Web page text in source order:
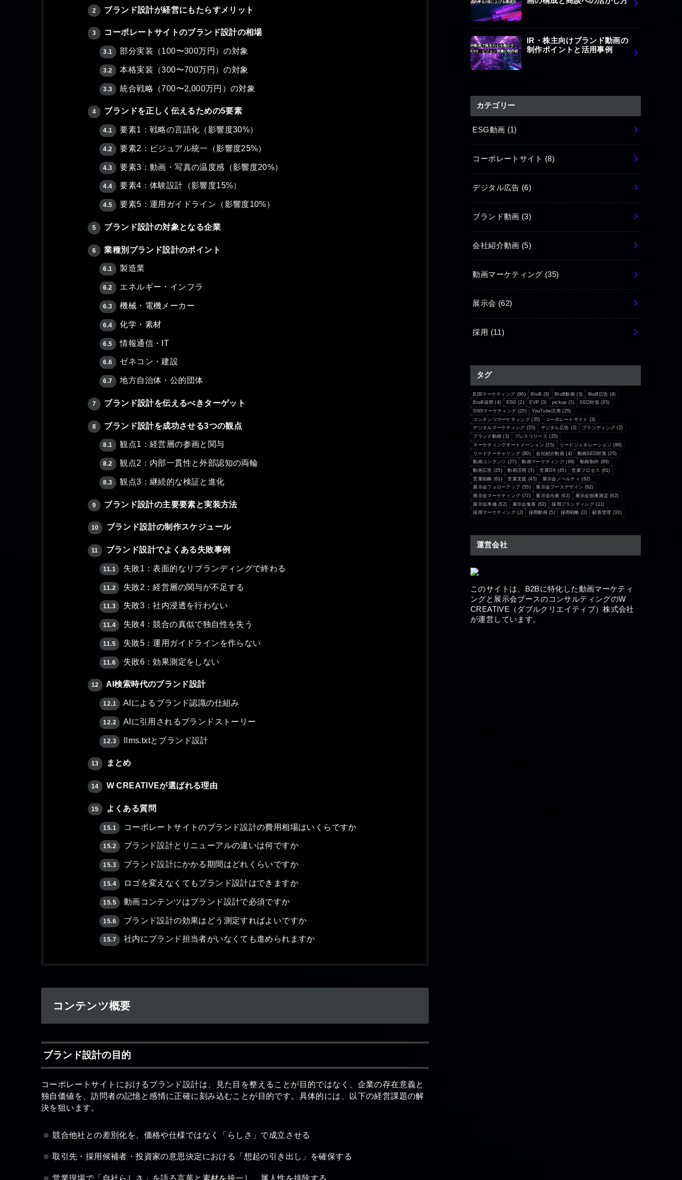
2 ブランド設計が経営にもたらすメリット
3 コーポレートサイトのブランド設計の相場
3.1 部分実装（100〜300万円）の対象
3.2 本格実装（300〜700万円）の対象
3.3 統合戦略（700〜2,000万円）の対象
4 ブランドを正しく伝えるための5要素
4.1 要素1：戦略の言語化（影響度30%）
4.2 要素2：ビジュアル統一（影響度25%）
4.3 要素3：動画・写真の温度感（影響度20%）
4.4 要素4：体験設計（影響度15%）
4.5 要素5：運用ガイドライン（影響度10%）
5 ブランド設計の対象となる企業
6 業種別ブランド設計のポイント
6.1 製造業
6.2 エネルギー・インフラ
6.3 機械・電機メーカー
6.4 化学・素材
6.5 情報通信・IT
6.6 ゼネコン・建設
6.7 地方自治体・公的団体
7 ブランド設計を伝えるべきターゲット
8 ブランド設計を成功させる3つの観点
8.1 観点1：経営層の参画と関与
8.2 観点2：内部一貫性と外部認知の両輪
8.3 観点3：継続的な検証と進化
9 ブランド設計の主要要素と実装方法
10 ブランド設計の制作スケジュール
11 ブランド設計でよくある失敗事例
11.1 失敗1：表面的なリブランディングで終わる
11.2 失敗2：経営層の関与が不足する
11.3 失敗3：社内浸透を行わない
11.4 失敗4：競合の真似で独自性を失う
11.5 失敗5：運用ガイドラインを作らない
11.6 失敗6：効果測定をしない
12 AI検索時代のブランド設計
12.1 AIによるブランド認識の仕組み
12.2 AIに引用されるブランドストーリー
12.3 llms.txtとブランド設計
13 まとめ
14 W CREATIVEが選ばれる理由
15 よくある質問
15.1 コーポレートサイトのブランド設計の費用相場はいくらですか
15.2 ブランド設計とリニューアルの違いは何ですか
15.3 ブランド設計にかかる期間はどれくらいですか
15.4 ロゴを変えなくてもブランド設計はできますか
15.5 動画コンテンツはブランド設計で必須ですか
15.6 ブランド設計の効果はどう測定すればよいですか
15.7 社内にブランド担当者がいなくても進められますか
コンテンツ概要
ブランド設計の目的
コーポレートサイトにおけるブランド設計は、見た目を整えることが目的ではなく、企業の存在意義と
独自価値を、訪問者の記憶と感情に正確に刻み込むことが目的です。具体的には、以下の経営課題の解
決を狙います。
競合他社との差別化を、価格や仕様ではなく「らしさ」で成立させる
取引先・採用候補者・投資家の意思決定における「想起の引き出し」を確保する
営業現場で「自社らしさ」を語る言葉と素材を統一し、属人性を排除する
成約率を2倍に上げる構成法
IR動画で株主の心を動かす
ESG・ビジョン映像の制作術
IR・株主向けブランド動画の
制作ポイントと活用事例
カテゴリー
ESG動画 (1)
コーポレートサイト (8)
デジタル広告 (6)
ブランド動画 (3)
会社紹介動画 (5)
動画マーケティング (35)
展示会 (62)
採用 (11)
タグ
B2Bマーケティング (96) BtoB (9) BtoB動画(3) BtoB広告 (4)
BtoB採用 (4) ESG (2) EVP (3) pickup (3) SEO対策(35)
SNSマーケティング (25) YouTube活用 (25)
コンテンツマーケティング(35) コーポレートサイト (3)
デジタルマーケティング (35) デジタル広告 (3) ブランディング (2)
ブランド動画 (3) プレスリリース (25)
マーケティングオートメーション (25) リードジェネレーション (80)
リードナーチャリング (80) 会社紹介動画 (4) 動画SEO対策(25)
動画コンテンツ (27) 動画マーケティング (68) 動画制作 (69)
動画広告 (25) 動画活用 (3) 営業DX (45) 営業プロセス (61)
営業戦略 (61) 営業支援 (45) 展示会ノベルティ (62)
展示会フォローアップ(55) 展示会ブースデザイン (62)
展示会マーケティング (72) 展示会出展 (62) 展示会効果測定 (62)
展示会準備(62) 展示会集客 (62) 採用ブランディング(11)
採用マーケティング (2) 採用動画(5) 採用戦略 (3) 顧客管理 (33)
運営会社
このサイトは、B2Bに特化した動画マーケティ
ングと展示会ブースの​コンサルティングのW
CREATIVE（ダブルクリエイティブ）株式会社
が運営しています。